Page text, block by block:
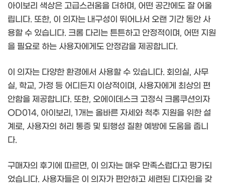
아이보리 색상은 고급스러움을 더하며, 어떤 공간에도 잘 어울
립니다. 또한, 이 의자는 내구성이 뛰어나서 오랜 기간 동안 사
용할 수 있습니다. 크롬 다리는 튼튼하고 안정적이며, 어떤 지원
을 필요로 하는 사용자에게도 안정감을 제공합니다.
이 의자는 다양한 환경에서 사용할 수 있습니다. 회의실, 사무
실, 학교, 가정 등 어디든지 이상적이며, 사용자에게 최상의 편
안함을 제공합니다. 또한, 오에이데스크 고정식 크롬쿠션의자
OD014, 아이보리, 1개는 올바른 자세와 척추 지원을 위한 설
계로, 사용자의 허리 통증 및 퇴행성 질환 예방에 도움을 줍니
다.
구매자의 후기에 따르면, 이 의자는 매우 만족스럽다고 평가되
었습니다. 사용자들은 이 의자가 편안하고 세련된 디자인을 갖